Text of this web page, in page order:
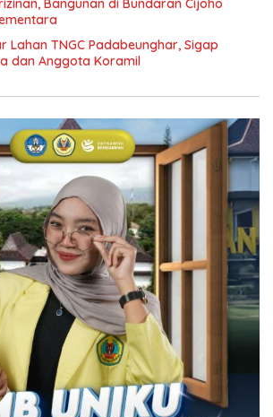
Bangunan di Bundaran Cijoho
Lahan TNGC Padabeunghar, Sigap
dan Anggota Koramil